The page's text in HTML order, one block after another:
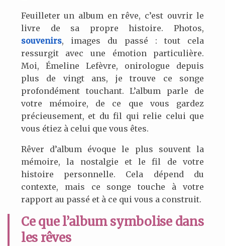
Feuilleter un album en rêve, c’est ouvrir le
livre de sa propre histoire. Photos,
souvenirs, images du passé : tout cela
ressurgit avec une émotion particulière.
Moi, Émeline Lefèvre, onirologue depuis
plus de vingt ans, je trouve ce songe
profondément touchant. L’album parle de
votre mémoire, de ce que vous gardez
précieusement, et du fil qui relie celui que
vous étiez à celui que vous êtes.
Rêver d’album évoque le plus souvent la
mémoire, la nostalgie et le fil de votre
histoire personnelle. Cela dépend du
contexte, mais ce songe touche à votre
rapport au passé et à ce qui vous a construit.
Ce que l’album symbolise dans
les rêves